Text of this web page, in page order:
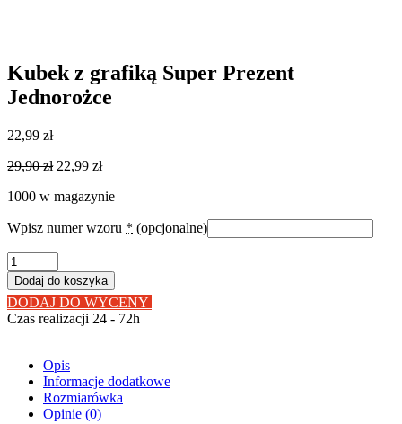
Kubek z grafiką Super Prezent
Jednorożce
22,99 zł
29,90zł Pierwotna
wynosiła:
22,99 złAktualna
wynosi:
1000 w magazynie
Wpisz numer wzoru * (opcjonalne)
ilość
Kubek
z
grafiką
Super
Dodaj do koszyka
DODAJ DO WYCENY
Czas realizacji 24 - 72h
Opis
Informacje dodatkowe
Rozmiarówka
Opinie (0)